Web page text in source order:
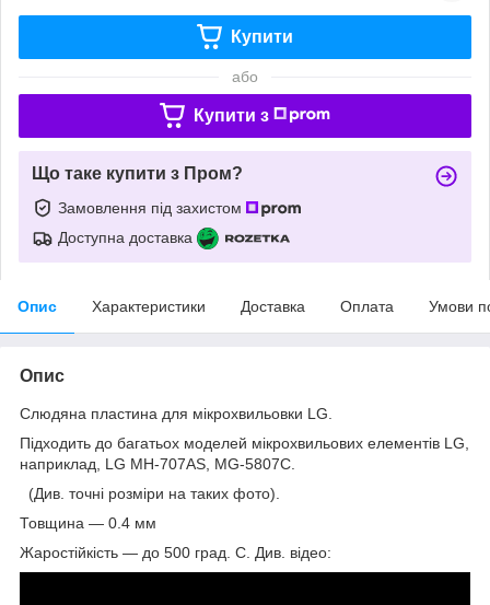
Купити
або
Купити з
Що таке купити з Пром?
Замовлення під захистом
Доступна доставка
Опис Характеристики Доставка Оплата Умови
Опис
Слюдяна пластина для мікрохвильовки LG.
Підходить до багатьох моделей мікрохвильових елементів LG,
наприклад, LG MH-707AS, MG-5807C.
(Див. точні розміри на таких фото).
Товщина — 0.4 мм
Жаростійкість — до 500 град. C. Див. відео: